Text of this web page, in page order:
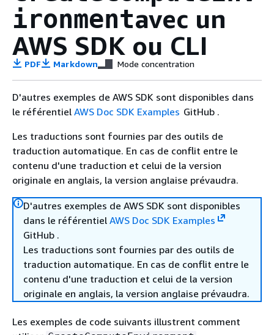
ironmentavec un
AWS SDK ou CLI
PDF Markdown Mode concentration
D'autres exemples de AWS SDK sont disponibles dans
le référentiel AWS Doc SDK Examples GitHub .
Les traductions sont fournies par des outils de
traduction automatique. En cas de conflit entre le
contenu d'une traduction et celui de la version
originale en anglais, la version anglaise prévaudra.
D'autres exemples de AWS SDK sont disponibles
dans le référentiel AWS Doc SDK Examples
GitHub .
Les traductions sont fournies par des outils de
traduction automatique. En cas de conflit entre le
contenu d'une traduction et celui de la version
originale en anglais, la version anglaise prévaudra.
Les exemples de code suivants illustrent comment